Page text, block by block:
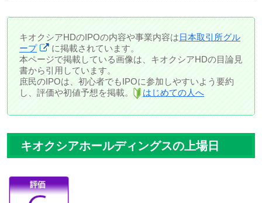
キオクシアHDのIPOの内容や事業内容は日本取引所グル
ープ
に掲載されています。
本ページで掲載している画像は、キオクシアHDの目論見
書から引用しています。
庶民のIPOは、初心者でもIPOに参加しやすいよう要約
し、評価や初値予想を掲載。
はじめての人へ
キオクシアホールディングスの上場日